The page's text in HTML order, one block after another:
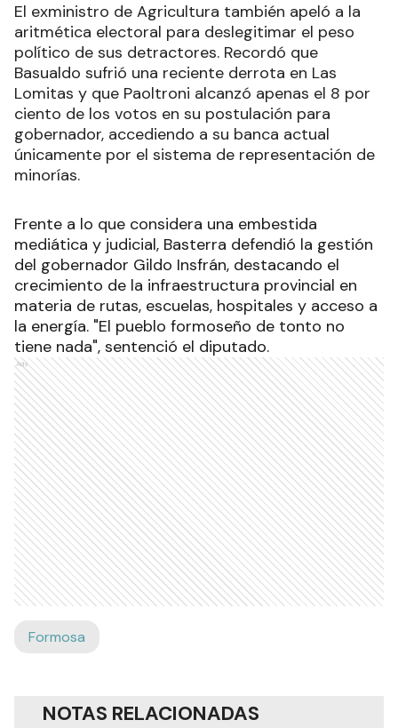
El exministro de Agricultura también apeló a la
aritmética electoral para deslegitimar el peso
político de sus detractores. Recordó que
Basualdo sufrió una reciente derrota en Las
Lomitas y que Paoltroni alcanzó apenas el 8 por
ciento de los votos en su postulación para
gobernador, accediendo a su banca actual
únicamente por el sistema de representación de
minorías.
Frente a lo que considera una embestida
mediática y judicial, Basterra defendió la gestión
del gobernador Gildo Insfrán, destacando el
crecimiento de la infraestructura provincial en
materia de rutas, escuelas, hospitales y acceso a
la energía. "El pueblo formoseño de tonto no
tiene nada", sentenció el diputado.
Ads
Formosa
NOTAS RELACIONADAS